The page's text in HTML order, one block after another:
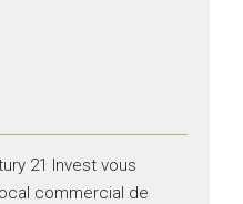
21 Invest vous
commercial de